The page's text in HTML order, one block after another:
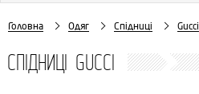
Головна Одяг Спідниці Gucci
СПІДНИЦІ GUCCI